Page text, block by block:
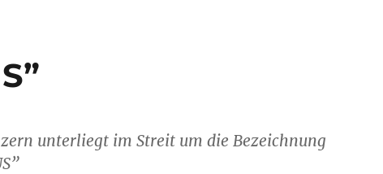
unterliegt im Streit um die Bezeichnung